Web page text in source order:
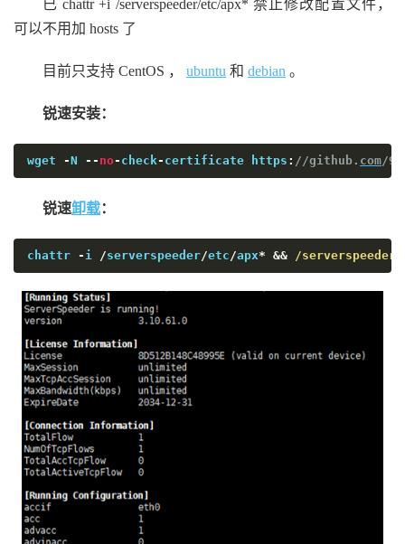
已 chattr +i /serverspeeder/etc/apx* 禁止修改配置文件，
可以不用加 hosts 了
目前只支持 CentOS ， ubuntu 和 debian 。
锐速安装：
wget -N -- no- check- certificate https : //github. com/
锐速卸载：
chattr - i /serverspeeder/etc/apx* && /serverspeeder/